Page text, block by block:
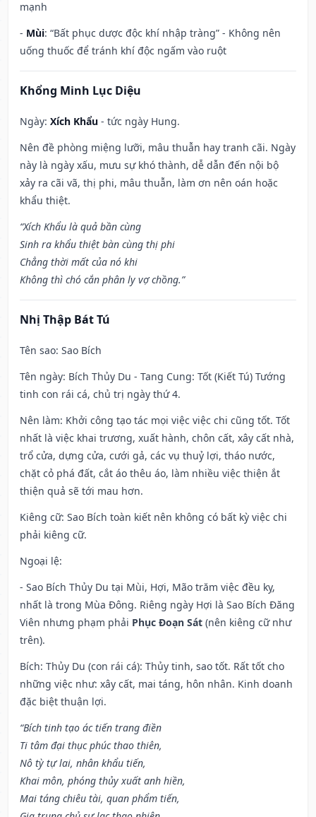
mạnh
- Mùi: “Bất phục dược độc khí nhập tràng” - Không nên
uống thuốc để tránh khí độc ngấm vào ruột
Khổng Minh Lục Diệu
Ngày: Xích Khẩu - tức ngày Hung.
Nên đề phòng miệng lưỡi, mâu thuẫn hay tranh cãi. Ngày
này là ngày xấu, mưu sự khó thành, dễ dẫn đến nội bộ
xảy ra cãi vã, thị phi, mâu thuẫn, làm ơn nên oán hoặc
khẩu thiệt.
“Xích Khẩu là quả bần cùng
Sinh ra khẩu thiệt bàn cùng thị phi
Chẳng thời mất của nó khi
Không thì chó cắn phân ly vợ chồng.”
Nhị Thập Bát Tú
Tên sao: Sao Bích
Tên ngày: Bích Thủy Du - Tang Cung: Tốt (Kiết Tú) Tướng
tinh con rái cá, chủ trị ngày thứ 4.
Nên làm: Khởi công tạo tác mọi việc việc chi cũng tốt. Tốt
nhất là việc khai trương, xuất hành, chôn cất, xây cất nhà,
trổ cửa, dựng cửa, cưới gả, các vụ thuỷ lợi, tháo nước,
chặt cỏ phá đất, cắt áo thêu áo, làm nhiều việc thiện ắt
thiện quả sẽ tới mau hơn.
Kiêng cữ: Sao Bích toàn kiết nên không có bất kỳ việc chi
phải kiêng cữ.
Ngoại lệ:
- Sao Bích Thủy Du tại Mùi, Hợi, Mão trăm việc đều kỵ,
nhất là trong Mùa Đông. Riêng ngày Hợi là Sao Bích Đăng
Viên nhưng phạm phải Phục Đoạn Sát (nên kiêng cữ như
trên).
Bích: Thủy Du (con rái cá): Thủy tinh, sao tốt. Rất tốt cho
những việc như: xây cất, mai táng, hôn nhân. Kinh doanh
đặc biệt thuận lợi.
“Bích tinh tạo ác tiến trang điền
Ti tâm đại thục phúc thao thiên,
Nô tỳ tự lai, nhân khẩu tiến,
Khai môn, phóng thủy xuất anh hiền,
Mai táng chiêu tài, quan phẩm tiến,